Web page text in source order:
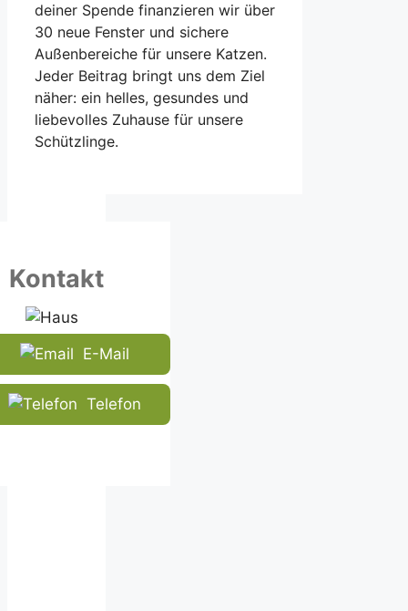
deiner Spende finanzieren wir über
30 neue Fenster und sichere
Außenbereiche für unsere Katzen.
Jeder Beitrag bringt uns dem Ziel
näher: ein helles, gesundes und
liebevolles Zuhause für unsere
Schützlinge.
Kontakt
E-Mail
Telefon